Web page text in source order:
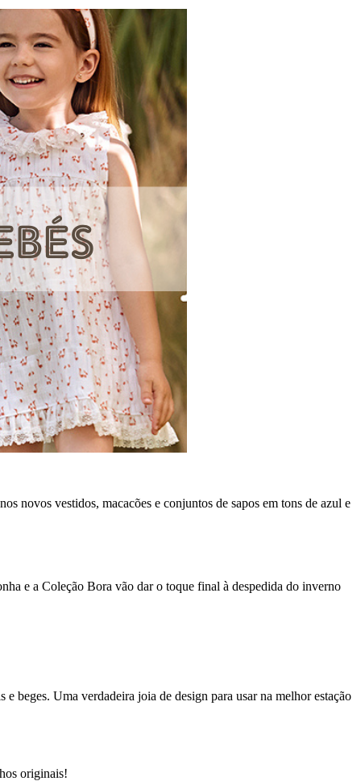
novos vestidos, macacões e conjuntos de sapos em tons de azul e
e a Coleção Bora vão dar o toque final à despedida do inverno
beges. Uma verdadeira joia de design para usar na melhor estação
originais!